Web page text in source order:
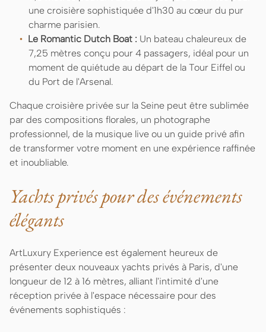
une croisière sophistiquée d'1h30 au cœur du pur
charme parisien.
Le Romantic Dutch Boat : Un bateau chaleureux de
7,25 mètres conçu pour 4 passagers, idéal pour un
moment de quiétude au départ de la Tour Eiffel ou
du Port de l'Arsenal.
Chaque croisière privée sur la Seine peut être sublimée
par des compositions florales, un photographe
professionnel, de la musique live ou un guide privé afin
de transformer votre moment en une expérience raffinée
et inoubliable.
Yachts privés pour des événements
élégants
ArtLuxury Experience est également heureux de
présenter deux nouveaux yachts privés à Paris, d'une
longueur de 12 à 16 mètres, alliant l'intimité d'une
réception privée à l'espace nécessaire pour des
événements sophistiqués :